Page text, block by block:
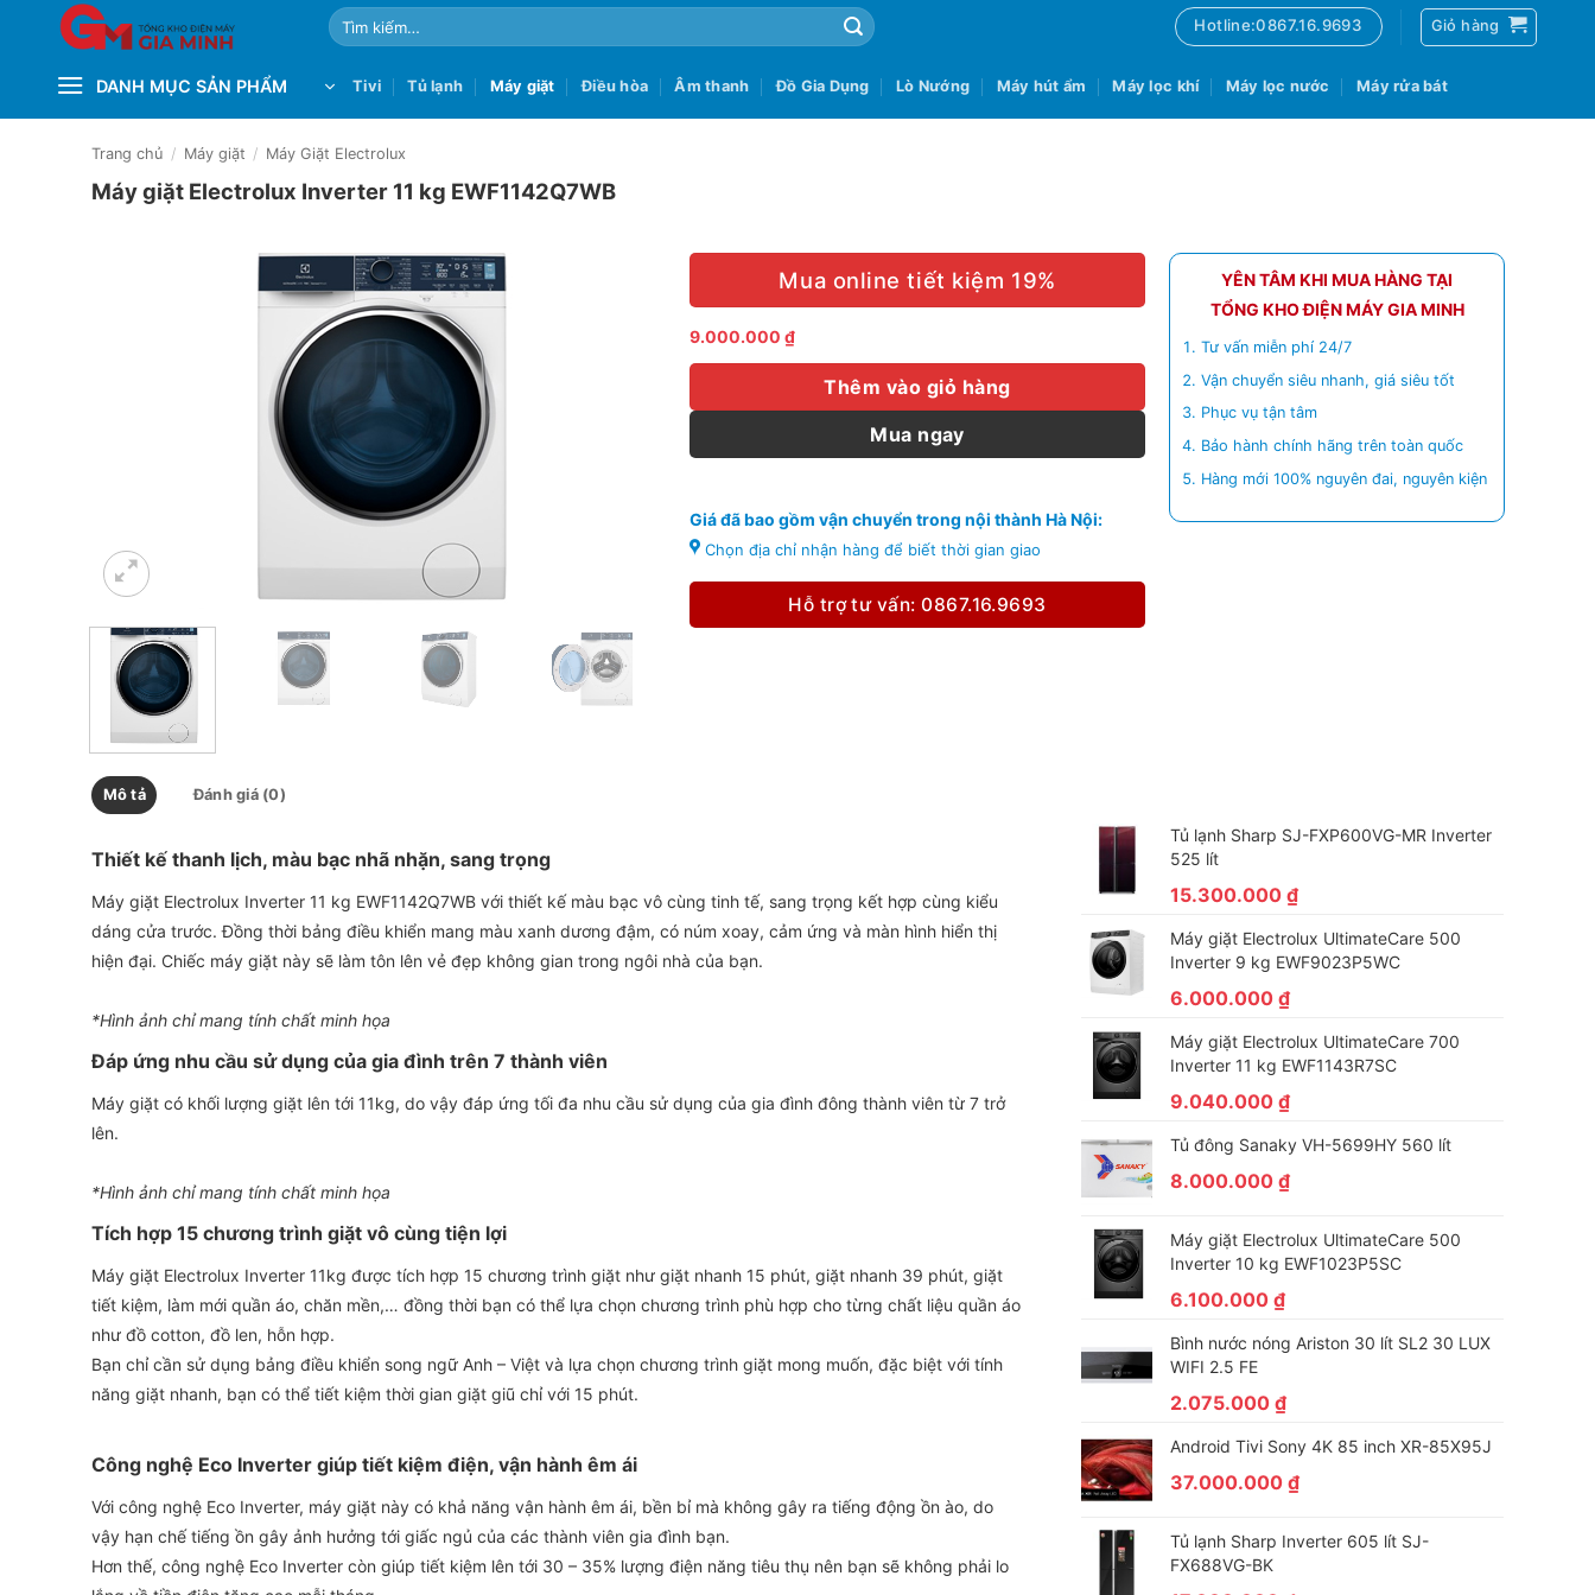
Tìm
kiếm:
Hotline:0867.16.9693 Giỏ hàng
DANH MỤC SẢN PHẨM Tivi Tủ lạnh Máy giặt Điều hòa Âm thanh Đồ Gia Dụng Lò Nướng Máy hút ẩm Máy lọc khí Máy lọc nước Máy rửa bát
Trang chủ / Máy giặt / Máy Giặt Electrolux
Máy giặt Electrolux Inverter 11 kg EWF1142Q7WB
Mua online tiết kiệm 19%
9.000.000 ₫
Thêm vào giỏ hàng
Mua ngay
Giá đã bao gồm vận chuyển trong nội thành Hà Nội:
Chọn địa chỉ nhận hàng để biết thời gian giao
Hỗ trợ tư vấn: 0867.16.9693
YÊN TÂM KHI MUA HÀNG TẠI
TỔNG KHO ĐIỆN MÁY GIA MINH
Tư vấn miễn phí 24/7
Vận chuyển siêu nhanh, giá siêu tốt
Phục vụ tận tâm
Bảo hành chính hãng trên toàn quốc
Hàng mới 100% nguyên đai, nguyên kiện
Mô tả Đánh giá (0)
Thiết kế thanh lịch, màu bạc nhã nhặn, sang trọng
Máy giặt Electrolux Inverter 11 kg EWF1142Q7WB với thiết kế màu bạc vô cùng tinh tế, sang trọng kết hợp cùng kiểu
dáng cửa trước. Đồng thời bảng điều khiển mang màu xanh dương đậm, có núm xoay, cảm ứng và màn hình hiển thị
hiện đại. Chiếc máy giặt này sẽ làm tôn lên vẻ đẹp không gian trong ngôi nhà của bạn.
*Hình ảnh chỉ mang tính chất minh họa
Đáp ứng nhu cầu sử dụng của gia đình trên 7 thành viên
Máy giặt có khối lượng giặt lên tới 11kg, do vậy đáp ứng tối đa nhu cầu sử dụng của gia đình đông thành viên từ 7 trở
lên.
*Hình ảnh chỉ mang tính chất minh họa
Tích hợp 15 chương trình giặt vô cùng tiện lợi
Máy giặt Electrolux Inverter 11kg được tích hợp 15 chương trình giặt như giặt nhanh 15 phút, giặt nhanh 39 phút, giặt
tiết kiệm, làm mới quần áo, chăn mền,… đồng thời bạn có thể lựa chọn chương trình phù hợp cho từng chất liệu quần áo
như đồ cotton, đồ len, hỗn hợp.
Bạn chỉ cần sử dụng bảng điều khiển song ngữ Anh – Việt và lựa chọn chương trình giặt mong muốn, đặc biệt với tính
năng giặt nhanh, bạn có thể tiết kiệm thời gian giặt giũ chỉ với 15 phút.
Công nghệ Eco Inverter giúp tiết kiệm điện, vận hành êm ái
Với công nghệ Eco Inverter, máy giặt này có khả năng vận hành êm ái, bền bỉ mà không gây ra tiếng động ồn ào, do
vậy hạn chế tiếng ồn gây ảnh hưởng tới giấc ngủ của các thành viên gia đình bạn.
Hơn thế, công nghệ Eco Inverter còn giúp tiết kiệm lên tới 30 – 35% lượng điện năng tiêu thụ nên bạn sẽ không phải lo
Tủ lạnh Sharp SJ-FXP600VG-MR Inverter
525 lít
15.300.000₫
Máy giặt Electrolux UltimateCare 500
Inverter 9 kg EWF9023P5WC
6.000.000₫
Máy giặt Electrolux UltimateCare 700
Inverter 11 kg EWF1143R7SC
9.040.000₫
Tủ đông Sanaky VH-5699HY 560 lít
8.000.000₫
Máy giặt Electrolux UltimateCare 500
Inverter 10 kg EWF1023P5SC
6.100.000₫
Bình nước nóng Ariston 30 lít SL2 30 LUX
WIFI 2.5 FE
2.075.000₫
Android Tivi Sony 4K 85 inch XR-85X95J
37.000.000₫
Tủ lạnh Sharp Inverter 605 lít SJ-
FX688VG-BK